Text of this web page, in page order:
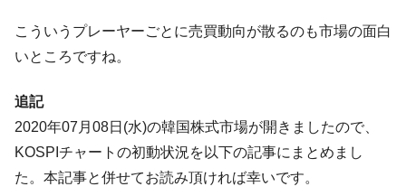
ータセンター整備」⇒ だから無理だってば。
『Money1』
JPモルガン「韓国レバレッジETFの清算は
『Money1』
韓国『国民年金公団』株価暴落で200兆蒸
『Money1』
韓国政府「ニセＫ-ブランドを通報しようキ
ャンペーン」⇒ あの名物教授も登場！
こういうプレーヤーごとに売買動向が散るのも市場の面白
いところですね。
追記
2020年07月08日(水)の韓国株式市場が開きましたので、
KOSPIチャートの初動状況を以下の記事にまとめまし
た。本記事と併せてお読み頂ければ幸いです。